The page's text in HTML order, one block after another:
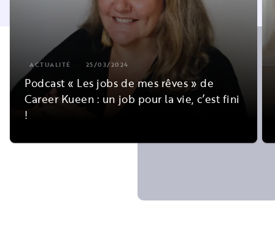
ACTUALITÉ 25/03/2024
Podcast « Les jobs de mes rêves » de
Career Kueen : un job pour la vie, c’est fini
!